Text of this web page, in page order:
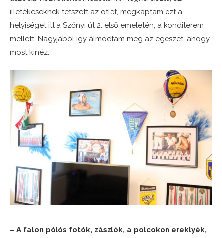
illetékeseknek tetszett az ötlet, megkaptam ezt a
helyiséget itt a Szőnyi út 2. első emeletén, a konditerem
mellett. Nagyjából így álmodtam meg az egészet, ahogy
most kinéz.
– A falon pólós fotók, zászlók, a polcokon ereklyék,